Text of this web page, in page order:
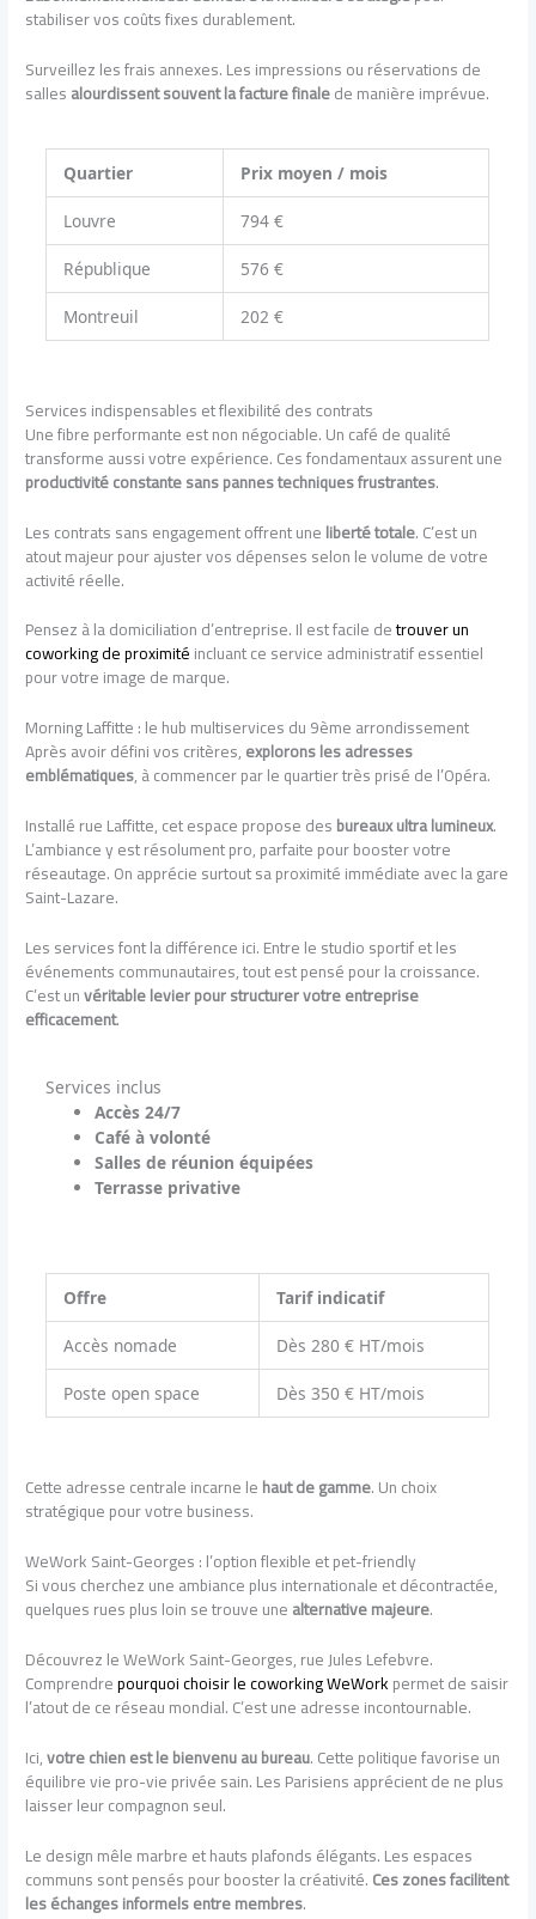
stabiliser vos coûts fixes durablement.
Surveillez les frais annexes. Les impressions ou réservations de
sallesalourdissent souvent la facture finalede manière imprévue.
Quartier Prix moyen / mois
Louvre 794 €
République 576 €
Montreuil 202 €
Services indispensables et flexibilité des contrats
Une fibre performante est non négociable. Un café de qualité
transforme aussi votre expérience. Ces fondamentaux assurent une
productivité constante sans pannes techniques frustrantes.
Les contrats sans engagement offrent uneliberté totale. C’est un
atout majeur pour ajuster vos dépenses selon le volume de votre
activité réelle.
Pensez à la domiciliation d’entreprise. Il est facile detrouver un
coworking de proximitéincluant ce service administratif essentiel
pour votre image de marque.
Morning Laffitte : le hub multiservices du 9ème arrondissement
Après avoir défini vos critères,explorons les adresses
emblématiques, à commencer par le quartier très prisé de l’Opéra.
Installé rue Laffitte, cet espace propose desbureaux ultra lumineux.
L’ambiance y est résolument pro, parfaite pour booster votre
réseautage. On apprécie surtout sa proximité immédiate avec la gare
Saint-Lazare.
Les services font la différence ici. Entre le studio sportif et les
événements communautaires, tout est pensé pour la croissance.
C’est unvéritable levier pour structurer votre entreprise
efficacement.
Services inclus
Accès 24/7
Café à volonté
Salles de réunion équipées
Terrasse privative
Offre Tarif indicatif
Accès nomade Dès 280 € HT/mois
Poste open space Dès 350 € HT/mois
Cette adresse centrale incarne lehaut de gamme. Un choix
stratégique pour votre business.
WeWork Saint-Georges : l’option flexible et pet-friendly
Si vous cherchez une ambiance plus internationale et décontractée,
quelques rues plus loin se trouve unealternative majeure.
Découvrez le WeWork Saint-Georges, rue Jules Lefebvre.
Comprendrepourquoi choisir le coworking WeWorkpermet de saisir
l’atout de ce réseau mondial. C’est une adresse incontournable.
Ici,votre chien est le bienvenu au bureau. Cette politique favorise un
équilibre vie pro-vie privée sain. Les Parisiens apprécient de ne plus
laisser leur compagnon seul.
Le design mêle marbre et hauts plafonds élégants. Les espaces
communs sont pensés pour booster la créativité.Ces zones facilitent
les échanges informels entre membres.